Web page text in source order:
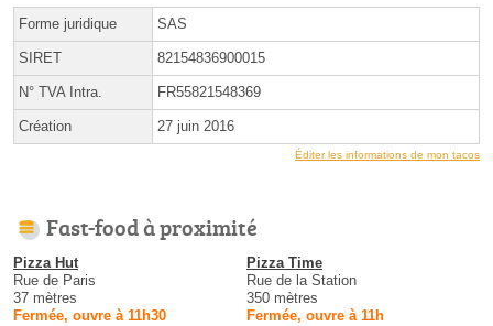
Forme juridique SAS
SIRET 82154836900015
N° TVA Intra. FR55821548369
Création 27 juin 2016
Éditer les informations de mon tacos
Fast-food à proximité
Pizza Hut
Rue de Paris
37 mètres
Fermée, ouvre à 11h30
Pizza Time
Rue de la Station
350 mètres
Fermée, ouvre à 11h